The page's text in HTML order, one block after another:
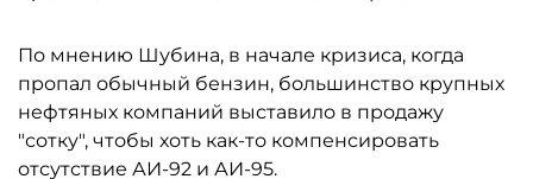
По мнению Шубина, в начале кризиса, когда
пропал обычный бензин, большинство крупных
нефтяных компаний выставило в продажу
"сотку", чтобы хоть как-то компенсировать
отсутствие АИ-92 и АИ-95.